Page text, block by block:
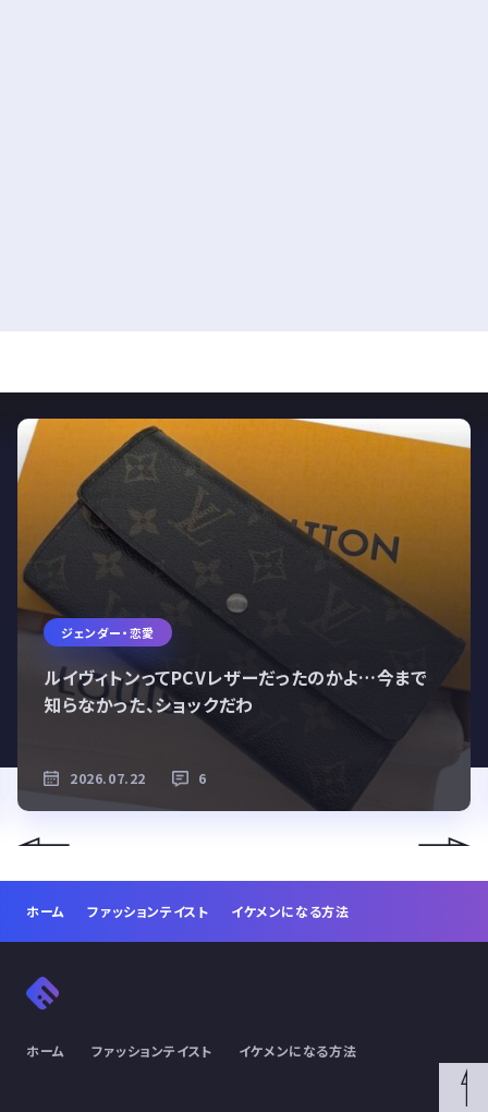
ジェンダー・恋愛
ルイヴィトンってPCVレザーだったのかよ…今まで
知らなかった、ショックだわ
2026.07.22 6
ホーム ファッションテイスト イケメンになる方法
ホーム ファッションテイスト イケメンになる方法